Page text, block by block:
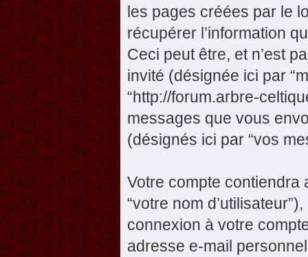
les pages créées par le
récupérer l’information
Ceci peut être, et n’est
invité (désignée ici par
“http://forum.arbre-
messages que vous
(désignés ici par “vos
Votre compte contiendra
“votre nom
connexion à votre
adresse e-mail